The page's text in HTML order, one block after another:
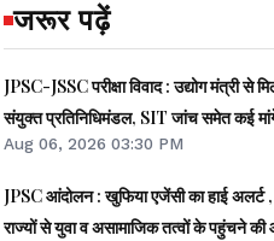
जरूर पढ़ें
JPSC-JSSC परीक्षा विवाद : उद्योग मंत्री से
संयुक्त प्रतिनिधिमंडल, SIT जांच समेत कई
Aug 06, 2026 03:30 PM
JPSC आंदोलन : खुफिया एजेंसी का हाई अलर्ट
राज्यों से युवा व असामाजिक तत्वों के पहुंचने